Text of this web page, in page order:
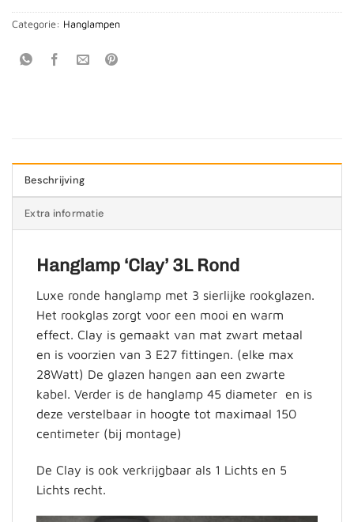
Categorie: Hanglampen
Beschrijving
Extra informatie
Hanglamp ‘Clay’ 3L Rond
Luxe ronde hanglamp met 3 sierlijke rookglazen.
Het rookglas zorgt voor een mooi en warm
effect. Clay is gemaakt van mat zwart metaal
en is voorzien van 3 E27 fittingen. (elke max
28Watt) De glazen hangen aan een zwarte
kabel. Verder is de hanglamp 45 diameter en is
deze verstelbaar in hoogte tot maximaal 150
centimeter (bij montage)
De Clay is ook verkrijgbaar als 1 Lichts en 5
Lichts recht.